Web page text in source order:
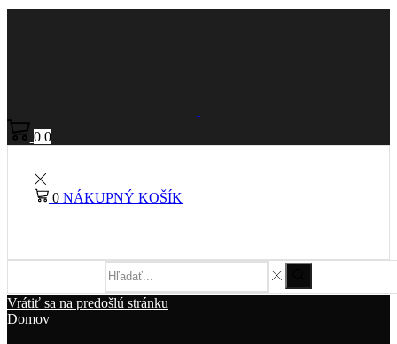
0 0
0 NÁKUPNÝ KOŠÍK
Vrátiť sa na predošlú stránku
Domov